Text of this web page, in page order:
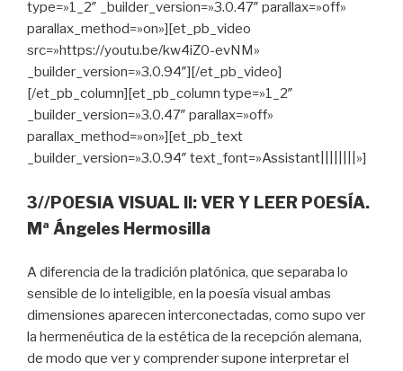
type=»1_2″ _builder_version=»3.0.47″ parallax=»off»
parallax_method=»on»][et_pb_video
src=»https://youtu.be/kw4iZ0-evNM»
_builder_version=»3.0.94″][/et_pb_video]
[/et_pb_column][et_pb_column type=»1_2″
_builder_version=»3.0.47″ parallax=»off»
parallax_method=»on»][et_pb_text
_builder_version=»3.0.94″ text_font=»Assistant||||||||»]
3//POESIA VISUAL II: VER Y LEER POESÍA.
Mª Ángeles Hermosilla
A diferencia de la tradición platónica, que separaba lo
sensible de lo inteligible, en la poesía visual ambas
dimensiones aparecen interconectadas, como supo ver
la hermenéutica de la estética de la recepción alemana,
de modo que ver y comprender supone interpretar el